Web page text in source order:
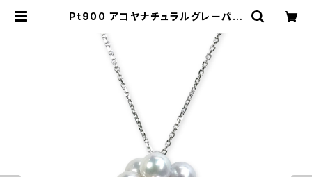
Pt900 アコヤナチュラルグレーパー